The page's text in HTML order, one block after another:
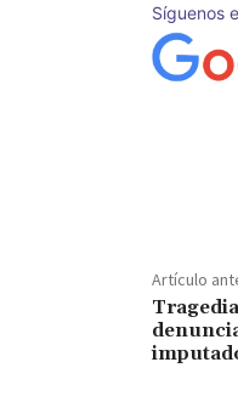
Síguenos
Artículo